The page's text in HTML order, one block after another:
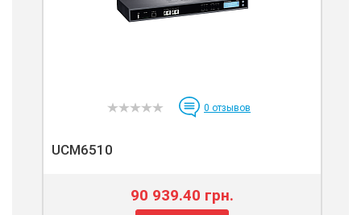
0 отзывов
UCM6510
90 939.40 грн.